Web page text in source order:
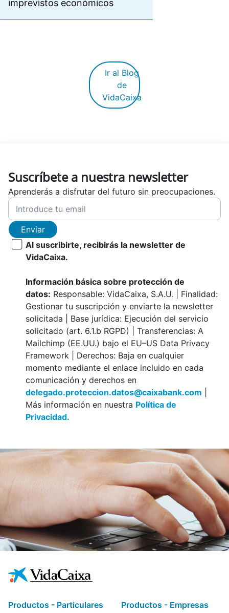
imprevistos económicos
Ir al Blog
de
VidaCaixa
Suscríbete a nuestra newsletter
Aprenderás a disfrutar del futuro sin preocupaciones.
Enviar
Al suscribirte, recibirás la newsletter de
VidaCaixa.
Información básica sobre protección de
datos: Responsable: VidaCaixa, S.A.U. | Finalidad:
Gestionar tu suscripción y enviarte la newsletter
solicitada | Base jurídica: Ejecución del servicio
solicitado (art. 6.1.b RGPD) | Transferencias: A
Mailchimp (EE.UU.) bajo el EU–US Data Privacy
Framework | Derechos: Baja en cualquier
momento mediante el enlace incluido en cada
comunicación y derechos en
delegado.proteccion.datos@caixabank.com
Más información en nuestra Política de
Privacidad.
Productos - Particulares Productos - Empresas